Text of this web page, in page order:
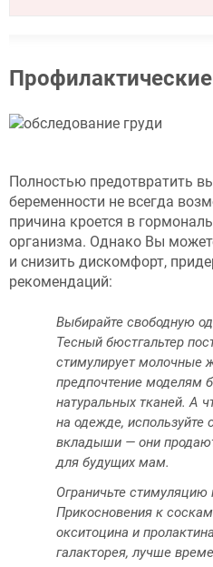
Полностью предотвратить
беременности не всегда
причина кроется в
организма. Однако Вы
и снизить дискомфорт,
рекомендаций:
Выбирайте свободную
Тесный бюстгальтер
стимулирует молочные
предпочтение моделям
натуральных тканей. А
на одежде,
вкладыши — они
для будущих мам.
Ограничьте стимуляцию
Прикосновения к
окситоцина и
галакторея, лучше